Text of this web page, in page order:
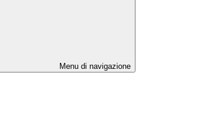
Menu di navigazione